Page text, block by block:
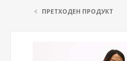
ПРЕТХОДЕН ПРОДУКТ